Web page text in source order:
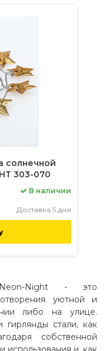
солнечной
303-070
В наличии
Доставка 5 дня
Night - это
уютной и
либо на улице.
гирлянды стали, как
собственной